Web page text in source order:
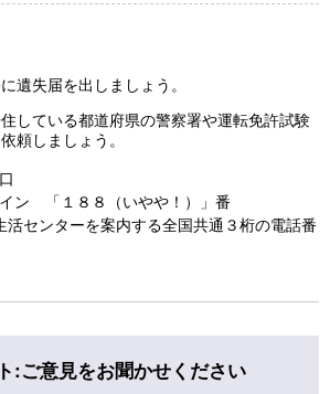
遺失届を出しましょう。
している都道府県の警察署や運転免許試験
頼しましょう。
ン 「１８８（いやや！）」番
活センターを案内する全国共通３桁の電話番
:ご意見をお聞かせください